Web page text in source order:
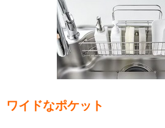
ワイドなポケット